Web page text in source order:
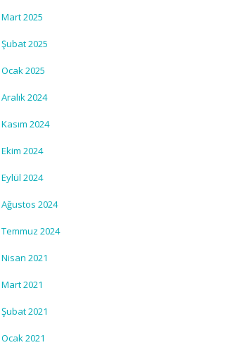
Mart 2025
Şubat 2025
Ocak 2025
Aralık 2024
Kasım 2024
Ekim 2024
Eylül 2024
Ağustos 2024
Temmuz 2024
Nisan 2021
Mart 2021
Şubat 2021
Ocak 2021